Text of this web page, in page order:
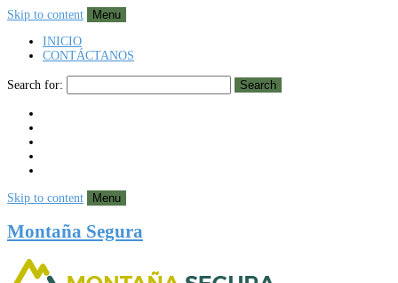
Skip to content
Menu
INICIO
CONTÁCTANOS
Search for: Search
Skip to content Menu
Montaña Segura